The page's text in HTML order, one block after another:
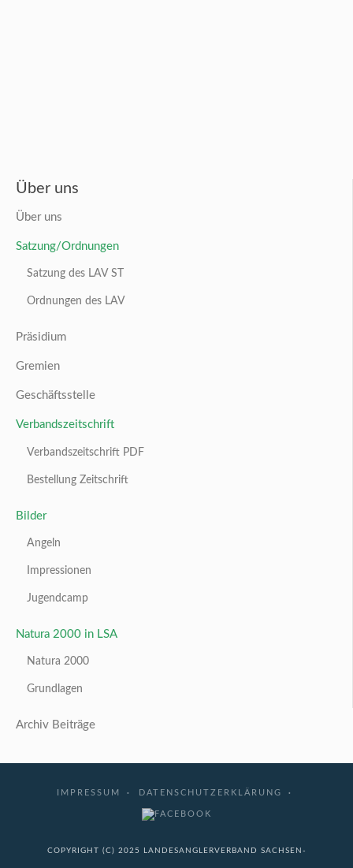
Über uns
Über uns
Satzung/Ordnungen
Satzung des LAV ST
Ordnungen des LAV
Präsidium
Gremien
Geschäftsstelle
Verbandszeitschrift
Verbandszeitschrift PDF
Bestellung Zeitschrift
Bilder
Angeln
Impressionen
Jugendcamp
Natura 2000 in LSA
Natura 2000
Grundlagen
Archiv Beiträge
IMPRESSUM DATENSCHUTZERKLÄRUNG
COPYRIGHT (C) 2025 LANDESANGLERVERBAND SACHSEN-